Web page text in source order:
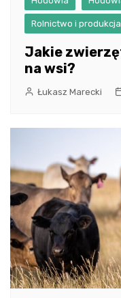
Rolnictwo i
Jakie
na wsi?
Łukasz Marecki